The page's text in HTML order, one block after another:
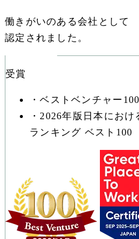
働きがいのある会社として
認定されました。
受賞
・ベストベンチャー100
・2026年版日本にお
ランキング ベスト100